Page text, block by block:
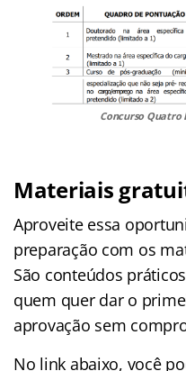
Concurso Quatro
Materiais
Aproveite essa
preparação com os
São conteúdos
quem quer dar o
aprovação sem
No link abaixo, você